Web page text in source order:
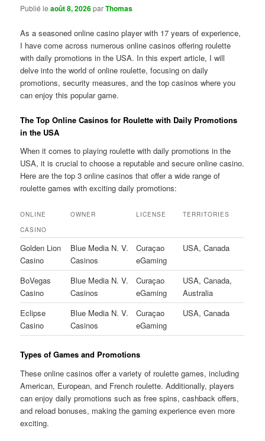
Publié leaoût 8, 2026parThomas
As a seasoned online casino player with 17 years of experience,
I have come across numerous online casinos offering roulette
with daily promotions in the USA. In this expert article, I will
delve into the world of online roulette, focusing on daily
promotions, security measures, and the top casinos where you
can enjoy this popular game.
The Top Online Casinos for Roulette with Daily Promotions
in the USA
When it comes to playing roulette with daily promotions in the
USA, it is crucial to choose a reputable and secure online casino.
Here are the top 3 online casinos that offer a wide range of
roulette games with exciting daily promotions:
ONLINE
CASINO
OWNER LICENSE TERRITORIES
Golden Lion
Casino
Blue Media N. V.
Casinos
Curaçao
eGaming
USA, Canada
BoVegas
Casino
Blue Media N. V.
Casinos
Curaçao
eGaming
USA, Canada,
Australia
Eclipse
Casino
Blue Media N. V.
Casinos
Curaçao
eGaming
USA, Canada
Types of Games and Promotions
These online casinos offer a variety of roulette games, including
American, European, and French roulette. Additionally, players
can enjoy daily promotions such as free spins, cashback offers,
and reload bonuses, making the gaming experience even more
exciting.